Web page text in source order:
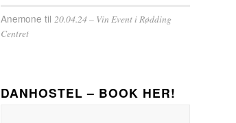
Anemone til20.04.24 – Vin Event i Rødding
Centret
DANHOSTEL – BOOK HER!